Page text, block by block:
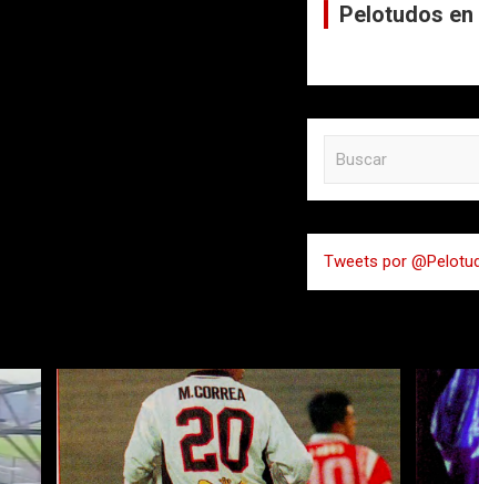
Pelotudos en
a
r
Tweets por